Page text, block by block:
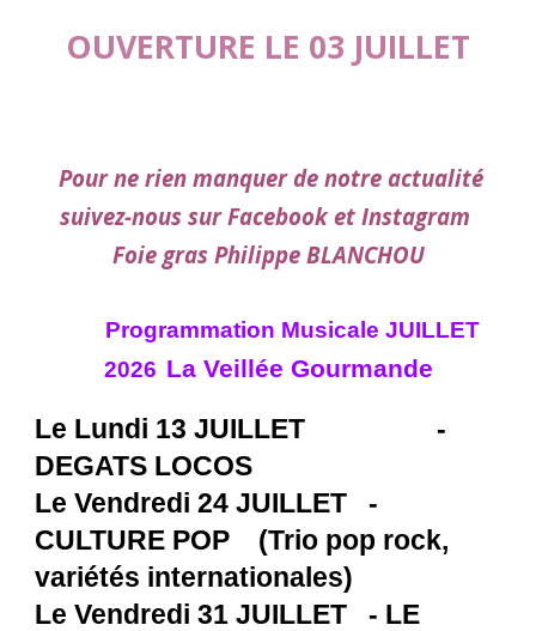
OUVERTURE LE 03 JUILLET
Pourne rien manquer de notre actualité
suivez-nous sur Facebook et Instagram
Foie gras Philippe BLANCHOU
Programmation Musicale JUILLET
2026 La Veillée Gourmande
Le Lundi 13 JUILLET
-
DEGATS LOCOS
Le Vendredi24 JUILLET -
CULTURE POP (Trio pop rock,
variétés internationales)
Le Vendredi31 JUILLET - LE